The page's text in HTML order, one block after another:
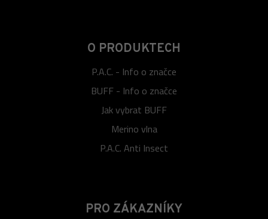
O PRODUKTECH
P.A.C. - Info o značce
BUFF - Info o značce
Jak vybrat BUFF
Merino vlna
P.A.C. Anti Insect
PRO ZÁKAZNÍKY